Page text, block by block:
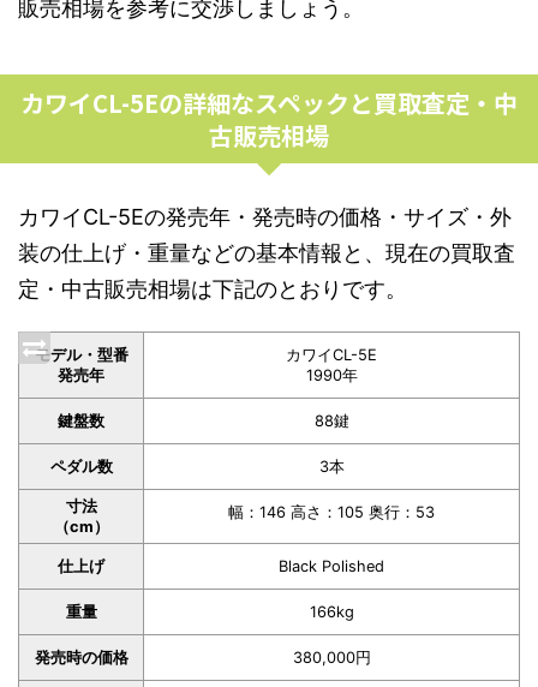
販売相場を参考に交渉しましょう。
カワイCL-5Eの詳細なスペックと買取査定・中
古販売相場
カワイCL-5Eの発売年・発売時の価格・サイズ・外
装の仕上げ・重量などの基本情報と、現在の買取査
定・中古販売相場は下記のとおりです。
モデル・型番
発売年
カワイCL-5E
1990年
鍵盤数 88鍵
ペダル数 3本
寸法
（cm）
幅：146 高さ：105 奥行：53
仕上げ Black Polished
重量 166kg
発売時の価格 380,000円